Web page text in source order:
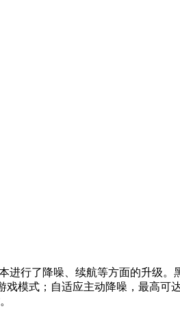
进行了降噪、续航等方面的升级
戏模式；自适应主动降噪，最高